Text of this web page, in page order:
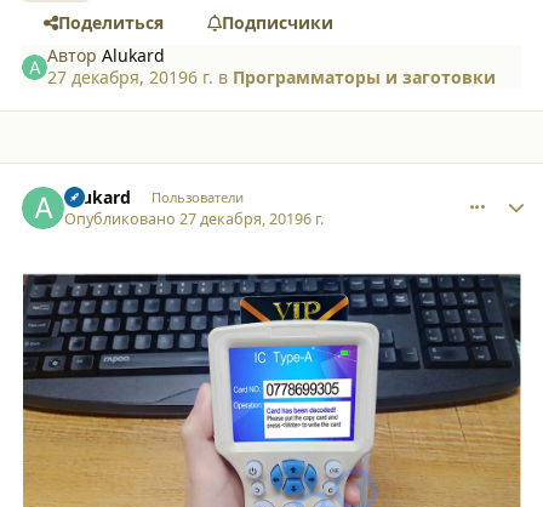
Поделиться
Подписчики
АвторAlukard
27 декабря, 20196 г. в Программаторы и заготовки
Alukard Пользователи
Опубликовано27 декабря, 20196 г.